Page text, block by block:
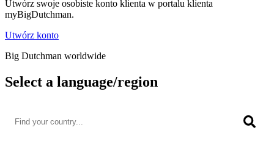
Utwórz swoje osobiste konto klienta w portalu klienta
myBigDutchman.
Utwórz konto
Big Dutchman worldwide
Select a language/region